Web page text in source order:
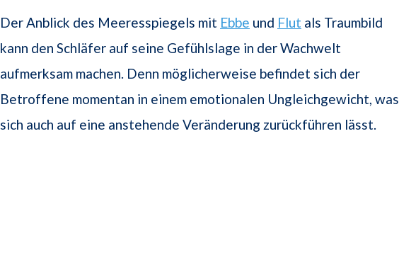
Der Anblick des Meeresspiegels mit Ebbe und Flut als Traumbild
kann den Schläfer auf seine Gefühlslage in der Wachwelt
aufmerksam machen. Denn möglicherweise befindet sich der
Betroffene momentan in einem emotionalen Ungleichgewicht, was
sich auch auf eine anstehende Veränderung zurückführen lässt.